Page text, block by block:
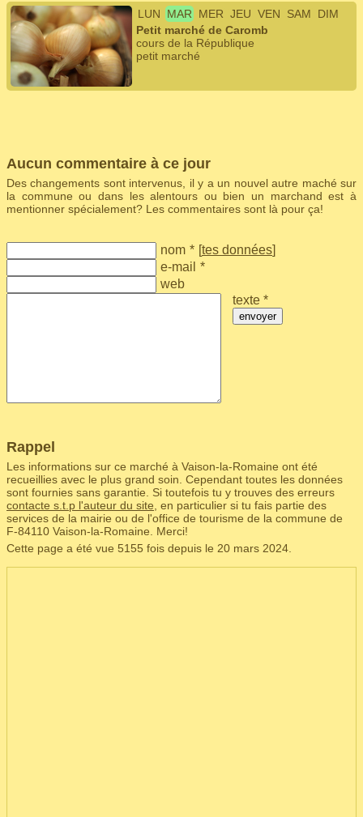
LUN MAR MER JEU VEN SAM
DIM
Petit marché de Caromb
cours de la République
petit marché
Aucun commentaire à ce jour
Des changements sont intervenus, il y a un nouvel autre maché sur
la commune ou dans les alentours ou bien un marchand est à
mentionner spécialement? Les commentaires sont là pour ça!
nom * [tes données]
e-mail *
web
texte *
envoyer
Rappel
Les informations sur ce marché à Vaison-la-Romaine ont été
recueillies avec le plus grand soin. Cependant toutes les données
sont fournies sans garantie. Si toutefois tu y trouves des erreurs
contacte s.t.p l'auteur du site , en particulier si tu fais partie des
services de la mairie ou de l'office de tourisme de la commune de
F‑84110 Vaison-la-Romaine. Merci!
Cette page a été vue 5155 fois depuis le 20 mars 2024.